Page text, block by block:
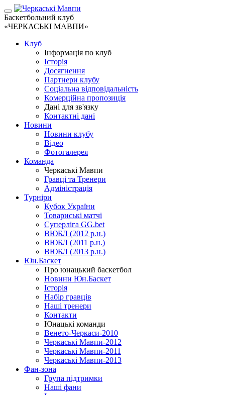
Баскетбольний клуб
«ЧЕРКАСЬКІ МАВПИ»
Клуб
Інформація по клуб
Історія
Досягнення
Партнери клубу
Соціальна відповідальність
Комерційна пропозиція
Дані для зв'язку
Контактні дані
Новини
Новини клубу
Відео
Фотогалерея
Команда
Черкаські Мавпи
Гравці та Тренери
Адміністрація
Турніри
Кубок України
Товариські матчі
Суперліга GG.bet
ВЮБЛ (2012 р.н.)
ВЮБЛ (2011 р.н.)
ВЮБЛ (2013 р.н.)
Юн.Баскет
Про юнацький баскетбол
Новини Юн.Баскет
Історія
Набір гравців
Наші тренери
Контакти
Юнацькі команди
Венето-Черкаси-2010
Черкаські Мавпи-2012
Черкаські Мавпи-2011
Черкаські Мавпи-2013
Фан-зона
Група підтримки
Наші фани